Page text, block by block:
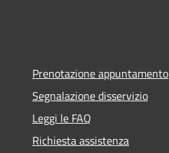
Prenotazione appuntamento
Segnalazione disservizio
Leggi le FAQ
Richiesta assistenza